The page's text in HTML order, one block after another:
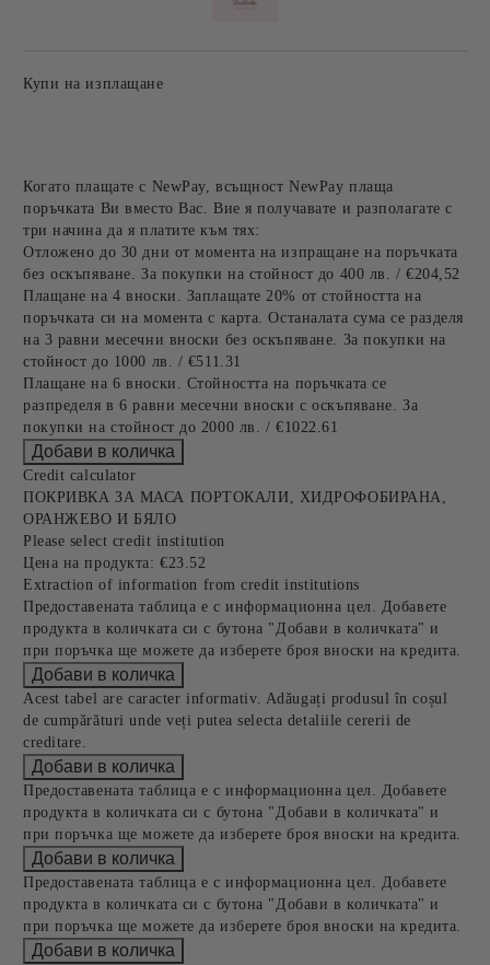
Купи на изплащане
Когато плащате с NewPay, всъщност NewPay плаща
поръчката Ви вместо Вас. Вие я получавате и разполагате с
три начина да я платите към тях:
Отложено до 30 дни от момента на изпращане на поръчката
без оскъпяване. За покупки на стойност до 400 лв. / €204,52
Плащане на 4 вноски. Заплащате 20% от стойността на
поръчката си на момента с карта. Останалата сума се разделя
на 3 равни месечни вноски без оскъпяване. За покупки на
стойност до 1000 лв. / €511.31
Плащане на 6 вноски. Стойността на поръчката се
разпределя в 6 равни месечни вноски с оскъпяване. За
покупки на стойност до 2000 лв. / €1022.61
Credit calculator
ПОКРИВКА ЗА МАСА ПОРТОКАЛИ, ХИДРОФОБИРАНА,
ОРАНЖЕВО И БЯЛО
Please select credit institution
Цена на продукта: €23.52
Extraction of information from credit institutions
Предоставената таблица е с информационна цел. Добавете
продукта в количката си с бутона "Добави в количката" и
при поръчка ще можете да изберете броя вноски на кредита.
Acest tabel are caracter informativ. Adăugați produsul în coșul
de cumpărături unde veți putea selecta detaliile cererii de
creditare.
Предоставената таблица е с информационна цел. Добавете
продукта в количката си с бутона "Добави в количката" и
при поръчка ще можете да изберете броя вноски на кредита.
Предоставената таблица е с информационна цел. Добавете
продукта в количката си с бутона "Добави в количката" и
при поръчка ще можете да изберете броя вноски на кредита.